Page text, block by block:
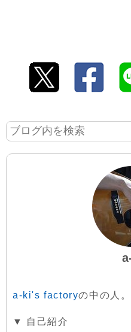
a-ki's factoryの中の人
▼ 自己紹介